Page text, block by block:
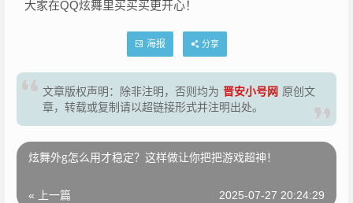
大家在QQ炫舞里买买买更开心！
海报 分享
文章版权声明：除非注明，否则均为 晋安小号网 原创文
章，转载或复制请以超链接形式并注明出处。
炫舞外g怎么用才稳定？这样做让你把把游戏超神！
« 上一篇 2025-07-27 20:24:29